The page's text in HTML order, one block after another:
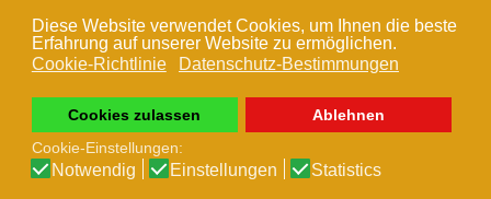
Diese Website verwendet Cookies, um Ihnen die beste
Erfahrung auf unserer Website zu ermöglichen.
Cookie-Richtlinie
Datenschutz-Bestimmungen
Cookies zulassen
Ablehnen
Cookie-Einstellungen:
Notwendig Einstellungen Statistics
Zum Hauptinhalt springen